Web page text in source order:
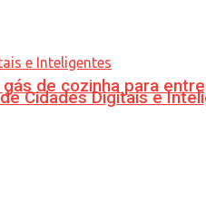
de cozinha para
Cidades Digitais e